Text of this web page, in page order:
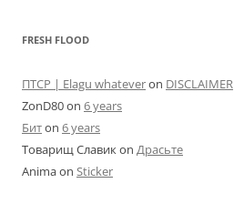
FRESH FLOOD
ПТСР | Elagu whateveron DISCLAIMER
ZonD80on 6 years
Битon 6 years
Товарищ Славикon Драсьте
Animaon Sticker